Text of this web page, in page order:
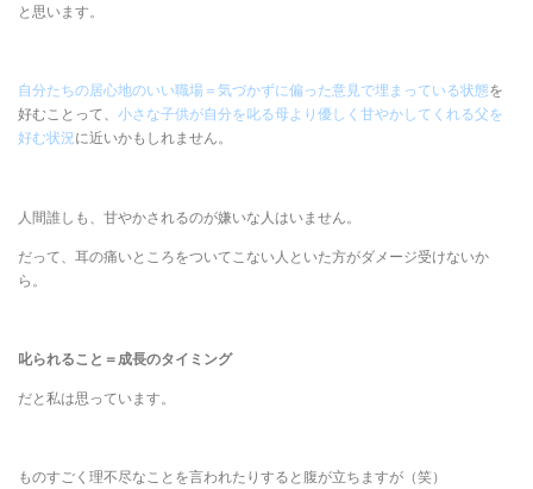
と思います。
自分たちの居心地のいい職場＝気づかずに偏った意見で埋まっている状態を
好むことって、 小さな子供が自分を叱る母より優しく甘やかしてくれる父を
好む状況に近いかもしれません。
人間誰しも、甘やかされるのが嫌いな人はいません。
だって、耳の痛いところをついてこない人といた方がダメージ受けないか
ら。
叱られること＝成長のタイミング
だと私は思っています。
ものすごく理不尽なことを言われたりすると腹が立ちますが（笑）